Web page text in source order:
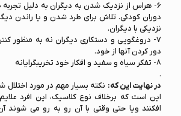
6- هراس از نزدیک شدن به دیگران به دلیل تجربه
دوران کودکی. تلاش برای طرد شدن و یا راندن
نزدیکی با دیگران.
7- دروغگویی و دستکاری دیگران نه به منظور
دور کردن آنها از خود.
8- تفکر سیاه و سفید و افکار خود تخریبگرایانه
.
در نهایت این که: نکته بسیار مهم در مورد
این است که برخلاف نوع کلاسیک، این افرد
افکنند ویا حتی وقتی با آن رو به رو می شوند آن